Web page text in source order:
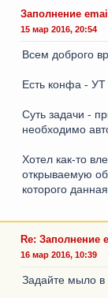
Заполнение
15 мар 2016, 20:54
Всем доброго
Есть конфа - УТ
Суть задачи -
необходимо
Хотел как-то
открываемую
которого
Re: Заполнение
16 мар 2016, 10:39
Задайте мыло в